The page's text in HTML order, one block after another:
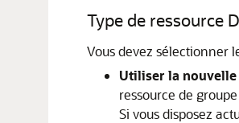
Type de ressource
Vous devez sélectionner
Utiliser la nouvelle
ressource de
Si vous disposez